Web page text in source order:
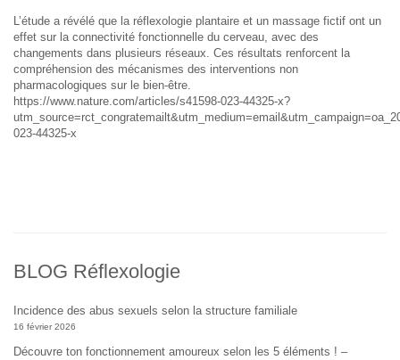
L’étude a révélé que la réflexologie plantaire et un massage fictif ont un
effet sur la connectivité fonctionnelle du cerveau, avec des
changements dans plusieurs réseaux. Ces résultats renforcent la
compréhension des mécanismes des interventions non
pharmacologiques sur le bien-être.
https://www.nature.com/articles/s41598-023-44325-x?
023-44325-x
BLOG Réflexologie
Incidence des abus sexuels selon la structure familiale
16 février 2026
Découvre ton fonctionnement amoureux selon les 5 éléments ! –